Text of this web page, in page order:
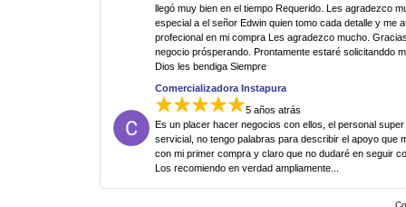
llegó muy bien en el tiempo Requerido. Les agradezco
especial a el señor Edwin quien tomo cada detalle y me
profecional en mi compra Les agradezco mucho.
negocio prósperando. Prontamente estaré solicitanddo
Dios les bendiga Siempre
Comercializadora Instapura
5 años atrás
Es un placer hacer negocios con ellos, el personal
servicial, no tengo palabras para describir el apoyo que
con mi primer compra y claro que no dudaré en seguir
Los recomiendo en verdad ampliamente...